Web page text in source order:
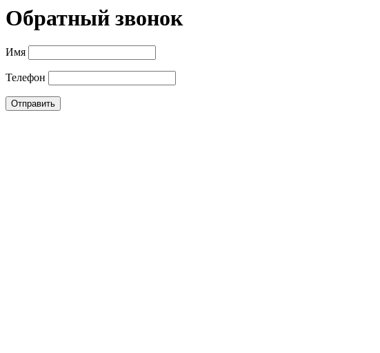
Обратный звонок
Имя
Телефон
Отправить